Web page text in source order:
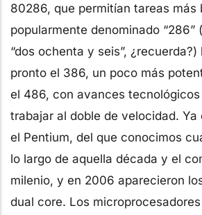
80286, que permitían tareas más
popularmente denominado “286”
“dos ochenta y seis”,
pronto el 386, un poco más
el 486, con avances
trabajar al doble de velocidad. Ya
el Pentium, del que conocimos
lo largo de aquella década y el
milenio, y en 2006 aparecieron
dual core. Los